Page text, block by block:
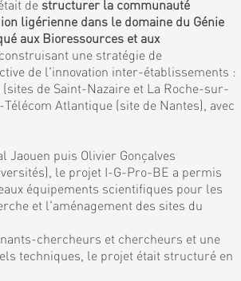
de structurer la communauté
ligérienne dans le domaine du Génie
aux Bioressources et aux
une stratégie de
de l'innovation inter-établissements :
de Saint-Nazaire et La Roche-sur-
Atlantique (site de Nantes), avec
Jaouen puis Olivier Gonçalves
le projet I-G-Pro-BE a permis
équipements scientifiques pour les
et l'aménagement des sites du
chercheurs et chercheurs et une
techniques, le projet était structuré en